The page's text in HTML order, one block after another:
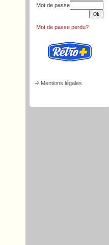
Mot de passe
Mot de passe perdu?
Mentions légales